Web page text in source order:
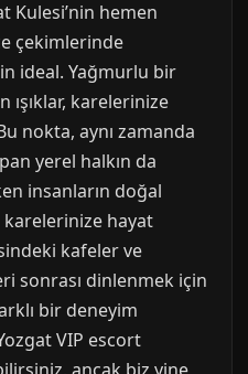
Kulesi’nin hemen
çekimlerinde
ideal. Yağmurlu bir
ışıklar, karelerinize
nokta, aynı zamanda
yerel halkın da
insanların doğal
hayat
kafeler ve
sonrası dinlenmek için
bir deneyim
VIP escort